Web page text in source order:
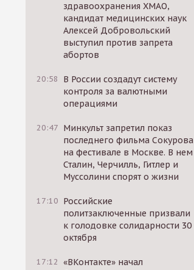
здравоохранения ХМАО,
кандидат медицинских наук
Алексей Добровольский
выступил против запрета
абортов
20:58
В России создадут систему
контроля за валютными
операциями
20:47 Минкульт запретил показ
последнего фильма Сокурова
на фестивале в Москве. В нем
Сталин, Черчилль, Гитлер и
Муссолини спорят о жизни
17:10 Российские
политзаключенные призвали
к голодовке солидарности 30
октября
17:12 «ВКонтакте» начал